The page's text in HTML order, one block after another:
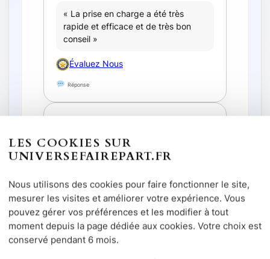
« La prise en charge a été très
rapide et efficace et de très bon
conseil »
Évaluez Nous
Réponse
Leroux
« Merci Lee pour votre gentillesse
votre rapidité votre talent de
création. Créations toujours au top
LES COOKIES SUR
UNIVERSEFAIREPART.FR
Nous utilisons des cookies pour faire fonctionner le site,
mesurer les visites et améliorer votre expérience. Vous
pouvez gérer vos préférences et les modifier à tout
moment depuis la page dédiée aux cookies. Votre choix est
conservé pendant 6 mois.